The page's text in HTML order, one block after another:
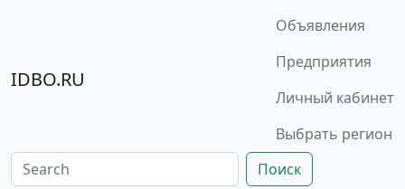
IDBO.RU
Объявления
Предприятия
Личный кабинет
Выбрать регион
Поиск